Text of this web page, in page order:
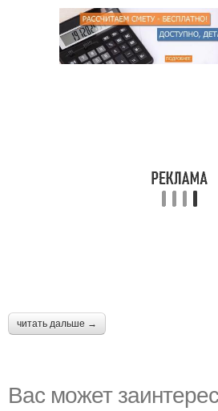
читать дальше →
Вас может